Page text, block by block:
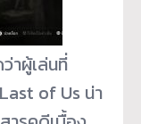
าผู้เล่นที่
of Us น่า